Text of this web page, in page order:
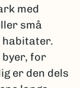
med
små
habitater.
byer, for
er den dels